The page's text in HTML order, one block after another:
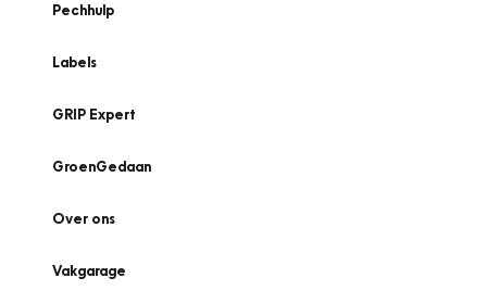
Pechhulp
Labels
GRIP Expert
GroenGedaan
Over ons
Vakgarage